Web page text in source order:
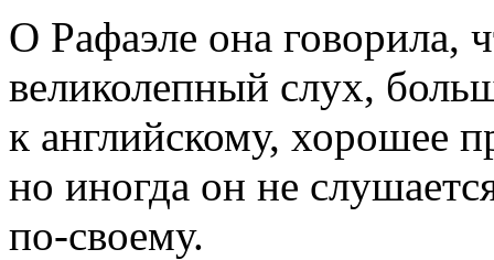
О Рафаэле она говорила,
великолепный слух,
к английскому, хорошее
но иногда он не
по-своему.